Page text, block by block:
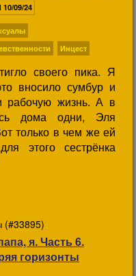
своего пика. Я
вносило сумбур и
рабочую жизнь. А в
дома одни, Эля
только в чем же ей
этого сестрёнка
10/09/24
Инцест
(#33895)
я. Часть 6.
горизонты